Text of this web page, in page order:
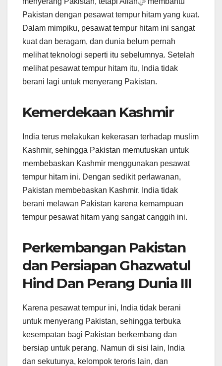
Pakistan dengan pesawat tempur hitam yang kuat.
Dalam mimpiku, pesawat tempur hitam ini sangat
kuat dan beragam, dan dunia belum pernah
melihat teknologi seperti itu sebelumnya. Setelah
melihat pesawat tempur hitam itu, India tidak
berani lagi untuk menyerang Pakistan.
Kemerdekaan Kashmir
India terus melakukan kekerasan terhadap muslim
Kashmir, sehingga Pakistan memutuskan untuk
membebaskan Kashmir menggunakan pesawat
tempur hitam ini. Dengan sedikit perlawanan,
Pakistan membebaskan Kashmir. India tidak
berani melawan Pakistan karena kemampuan
tempur pesawat hitam yang sangat canggih ini.
Perkembangan Pakistan
dan Persiapan Ghazwatul
Hind Dan Perang Dunia III
Karena pesawat tempur ini, India tidak berani
untuk menyerang Pakistan, sehingga terbuka
kesempatan bagi Pakistan berkembang dan
bersiap untuk perang. Namun di sisi lain, India
dan sekutunya, kelompok teroris lain, dan